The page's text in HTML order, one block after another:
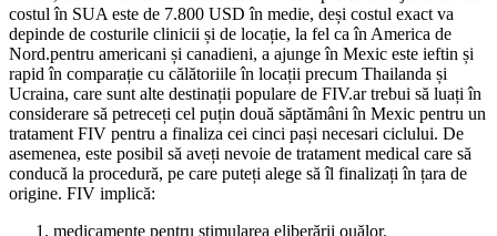
costul în SUA este de 7.800 USD în medie, deși costul exact va
depinde de costurile clinicii și de locație, la fel ca în America de
Nord.pentru americani și canadieni, a ajunge în Mexic este ieftin și
rapid în comparație cu călătoriile în locații precum Thailanda și
Ucraina, care sunt alte destinații populare de FIV.ar trebui să luați în
considerare să petreceți cel puțin două săptămâni în Mexic pentru un
tratament FIV pentru a finaliza cei cinci pași necesari ciclului. De
asemenea, este posibil să aveți nevoie de tratament medical care să
conducă la procedură, pe care puteți alege să îl finalizați în țara de
origine. FIV implică:
medicamente pentru stimularea eliberării ouălor.